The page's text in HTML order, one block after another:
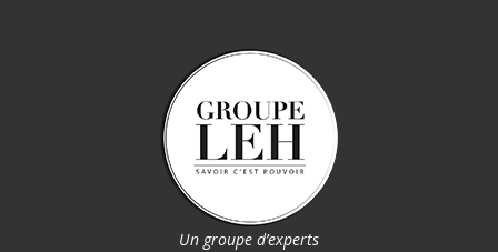
Un groupe d’experts